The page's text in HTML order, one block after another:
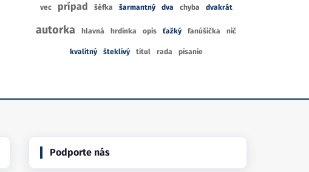
vec prípad šéfka šarmantný dva chyba dvakrát
autorka hlavná hrdinka opis ťažký fanúšička nič
kvalitný šteklivý titul rada písanie
Podporte nás